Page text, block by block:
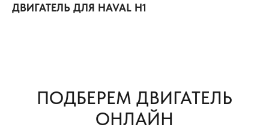
ДВИГАТЕЛЬ ДЛЯ HAVAL H1
ПОДБЕРЕМ ДВИГАТЕЛЬ
ОНЛАЙН